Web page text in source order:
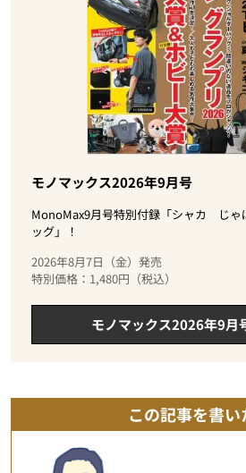
モノマックス2026年9月号
MonoMax9月号特別付録「シャカ じゃ
ッグ」！
2026年8月7日（金）発売
特別価格：1,480円（税込）
モノマックス2026年9月
この記事を書い